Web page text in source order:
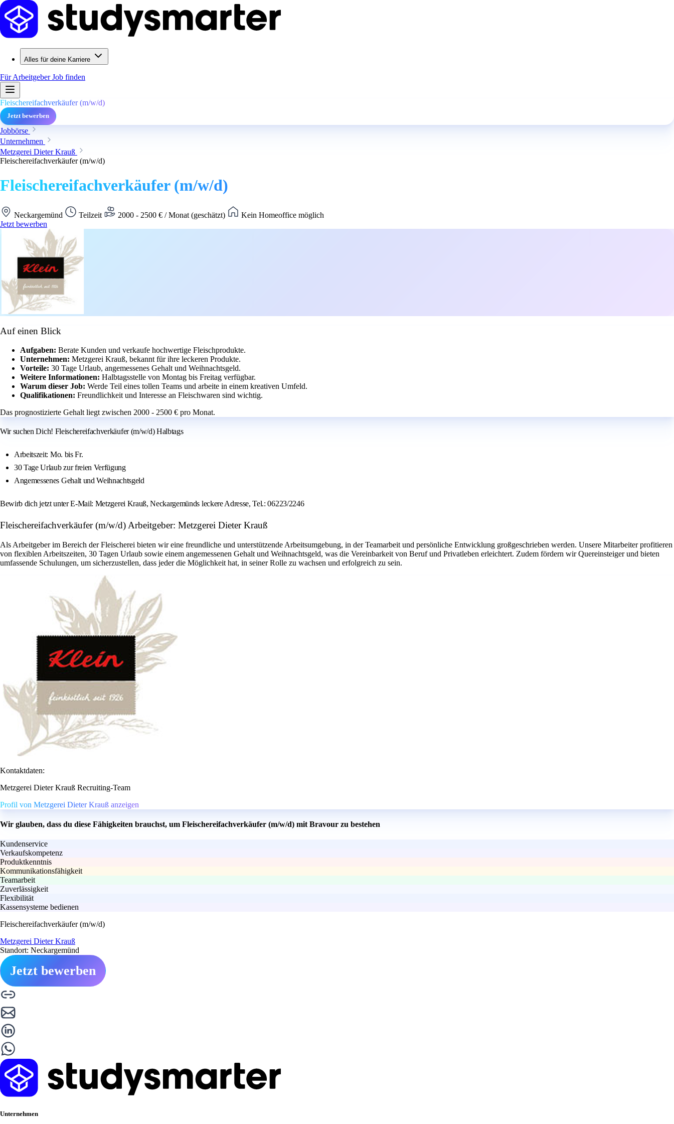
Alles für deine Karriere
Für ArbeitgeberJob finden
Fleischereifachverkäufer (m/w/d)
Jetzt bewerben
Jobbörse
Unternehmen
Metzgerei Dieter Krauß
Fleischereifachverkäufer (m/w/d)
Fleischereifachverkäufer (m/w/d)
Neckargemünd Teilzeit 2000 - 2500 € / Monat (geschätzt)
Kein Homeoffice möglich
Jetzt bewerben
Auf einen Blick
Aufgaben: Berate Kunden und verkaufe hochwertige Fleischprodukte.
Unternehmen: Metzgerei Krauß, bekannt für ihre leckeren Produkte.
Vorteile: 30 Tage Urlaub, angemessenes Gehalt und Weihnachtsgeld.
Weitere Informationen: Halbtagsstelle von Montag bis Freitag verfügbar.
Warum dieser Job: Werde Teil eines tollen Teams und arbeite in einem kreativen Umfeld.
Qualifikationen: Freundlichkeit und Interesse an Fleischwaren sind wichtig.
Das prognostizierte Gehalt liegt zwischen 2000 - 2500 € pro Monat.
Wir suchen Dich! Fleischereifachverkäufer (m/w/d) Halbtags
Arbeitszeit: Mo. bis Fr.
30 Tage Urlaub zur freien Verfügung
Angemessenes Gehalt und Weihnachtsgeld
Bewirb dich jetzt unter E-Mail: Metzgerei Krauß, Neckargemünds leckere Adresse, Tel.: 06223/2246
Fleischereifachverkäufer (m/w/d) Arbeitgeber: Metzgerei Dieter Krauß
Als Arbeitgeber im Bereich der Fleischerei bieten wir eine freundliche und unterstützende Arbeitsumgebung, in der Teamarbeit und persönliche Entwicklung großgeschrieben werden. Unsere Mitarbeiter profitieren
von flexiblen Arbeitszeiten, 30 Tagen Urlaub sowie einem angemessenen Gehalt und Weihnachtsgeld, was die Vereinbarkeit von Beruf und Privatleben erleichtert. Zudem fördern wir Quereinsteiger und bieten
umfassende Schulungen, um sicherzustellen, dass jeder die Möglichkeit hat, in seiner Rolle zu wachsen und erfolgreich zu sein.
Kontaktdaten:
Metzgerei Dieter Krauß Recruiting-Team
Profil von Metzgerei Dieter Krauß anzeigen
Wir glauben, dass du diese Fähigkeiten brauchst, um Fleischereifachverkäufer (m/w/d) mit Bravour zu bestehen
Kundenservice
Verkaufskompetenz
Produktkenntnis
Kommunikationsfähigkeit
Teamarbeit
Zuverlässigkeit
Flexibilität
Kassensysteme bedienen
Fleischereifachverkäufer (m/w/d)
Metzgerei Dieter Krauß
Standort: Neckargemünd
Jetzt bewerben
Unternehmen